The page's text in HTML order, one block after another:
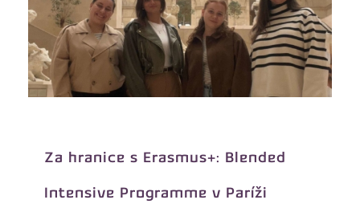
Za hranice s Erasmus+: Blended
Intensive Programme v Paríži